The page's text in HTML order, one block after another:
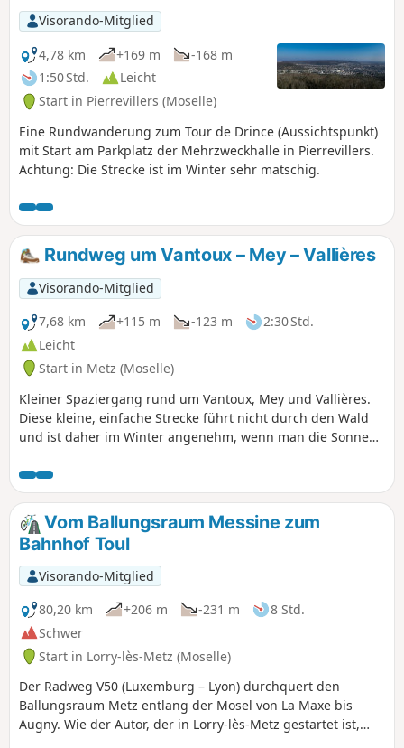
Visorando-Mitglied
4,78 km
+169 m
-168 m
1:50 Std.
Leicht
Start in Pierrevillers (Moselle)
Eine Rundwanderung zum Tour de Drince (Aussichtspunkt)
mit Start am Parkplatz der Mehrzweckhalle in Pierrevillers.
Achtung: Die Strecke ist im Winter sehr matschig.
Rundweg um Vantoux – Mey – Vallières
Visorando-Mitglied
7,68 km
+115 m -123 m
2:30 Std.
Leicht
Start in Metz (Moselle)
Kleiner Spaziergang rund um Vantoux, Mey und Vallières.
Diese kleine, einfache Strecke führt nicht durch den Wald
und ist daher im Winter angenehm, wenn man die Sonne
von Vallières.
Vom Ballungsraum Messine zum
Bahnhof Toul
Visorando-Mitglied
80,20 km
+206 m -231 m
8 Std.
Schwer
Start in Lorry-lès-Metz (Moselle)
Der Radweg V50 (Luxemburg – Lyon) durchquert den
Ballungsraum Metz entlang der Mosel von La Maxe bis
Augny. Wie der Autor, der in Lorry-lès-Metz gestartet ist,